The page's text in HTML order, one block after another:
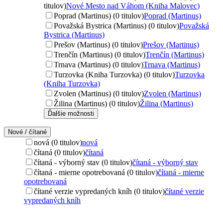
titulov)Nové Mesto nad Váhom (Kniha Malovec)
Poprad (Martinus) (0 titulov)Poprad (Martinus)
Považská Bystrica (Martinus) (0 titulov)Považská
Bystrica (Martinus)
Prešov (Martinus) (0 titulov)Prešov (Martinus)
Trenčín (Martinus) (0 titulov)Trenčín (Martinus)
Trnava (Martinus) (0 titulov)Trnava (Martinus)
Turzovka (Kniha Turzovka) (0 titulov)Turzovka
(Kniha Turzovka)
Zvolen (Martinus) (0 titulov)Zvolen (Martinus)
Žilina (Martinus) (0 titulov)Žilina (Martinus)
Ďalšie možnosti
Nové / čítané
nová (0 titulov)nová
čítaná (0 titulov)čítaná
čítaná - výborný stav (0 titulov)čítaná - výborný stav
čítaná - mierne opotrebovaná (0 titulov)čítaná - mierne
opotrebovaná
čítané verzie vypredaných kníh (0 titulov)čítané verzie
vypredaných kníh